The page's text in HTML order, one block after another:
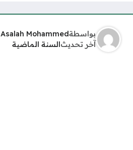
بواسطةAsalah Mohammed
آخر تحديثالسنة الماضية